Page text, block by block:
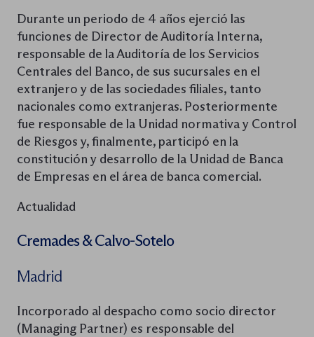
Durante un periodo de 4 años ejerció las
funciones de Director de Auditoría Interna,
responsable de la Auditoría de los Servicios
Centrales del Banco, de sus sucursales en el
extranjero y de las sociedades filiales, tanto
nacionales como extranjeras. Posteriormente
fue responsable de la Unidad normativa y Control
de Riesgos y, finalmente, participó en la
constitución y desarrollo de la Unidad de Banca
de Empresas en el área de banca comercial.
Actualidad
Cremades & Calvo-Sotelo
Madrid
Incorporado al despacho como socio director
(Managing Partner) es responsable del